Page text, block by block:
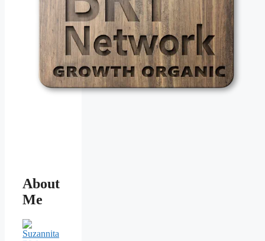
About
Me